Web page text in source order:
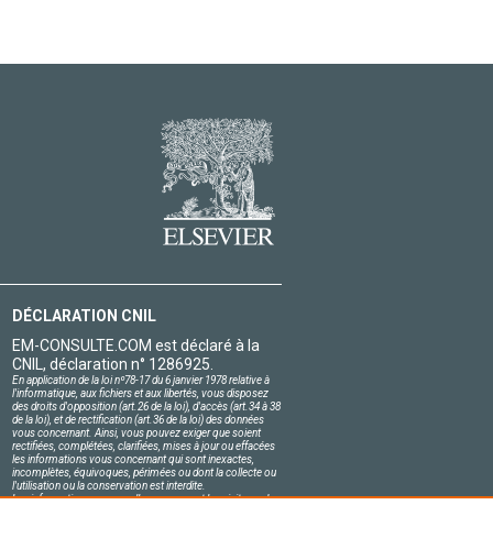
DÉCLARATION CNIL
EM-CONSULTE.COM est déclaré à la
CNIL, déclaration n° 1286925.
En application de la loi nº78-17 du 6 janvier 1978 relative à
l'informatique, aux fichiers et aux libertés, vous disposez
des droits d'opposition (art.26 de la loi), d'accès (art.34 à 38
de la loi), et de rectification (art.36 de la loi) des données
vous concernant. Ainsi, vous pouvez exiger que soient
rectifiées, complétées, clarifiées, mises à jour ou effacées
les informations vous concernant qui sont inexactes,
incomplètes, équivoques, périmées ou dont la collecte ou
l'utilisation ou la conservation est interdite.
Les informations personnelles concernant les visiteurs de